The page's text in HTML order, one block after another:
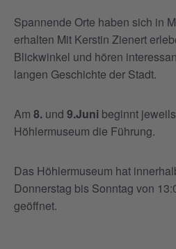
Spannende Orte haben sich in
erhalten Mit Kerstin Zienert
Blickwinkel und hören
langen Geschichte der Stadt.
Am 8. und 9.Juni beginnt jeweils
Höhlermuseum die Führung.
Das Höhlermuseum hat
Donnerstag bis Sonntag von
geöffnet.